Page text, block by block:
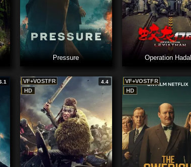
Pressure Operation Hadal
HD
VF+VOSTFR 4.4
HD
VF+VOSTFR